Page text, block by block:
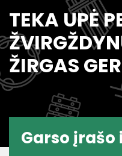
TEKA UPĖ
ŽIRGAS
Garso